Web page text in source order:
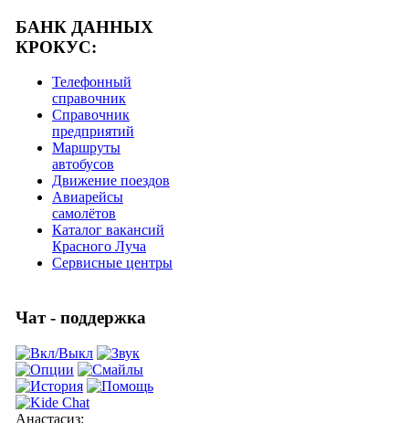
БАНК ДАННЫХ
КРОКУС:
Телефонный
справочник
Справочник
предприятий
Маршруты
автобусов
Движение поездов
Авиарейсы
самолётов
Каталог вакансий
Красного Луча
Сервисные центры
Чат - поддержка
Анастасиз: